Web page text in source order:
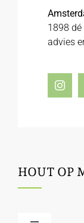
1898
advies
HOUT OP